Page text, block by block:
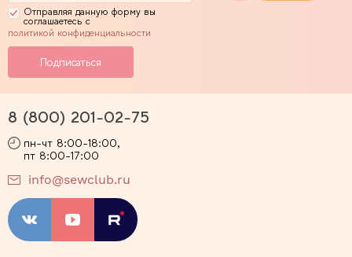
Отправляя данную форму вы
соглашаетесь с
политикой конфиденциальности
8 (800) 201-02-75
пн-чт 8:00-18:00,
пт 8:00-17:00
info@sewclub.ru